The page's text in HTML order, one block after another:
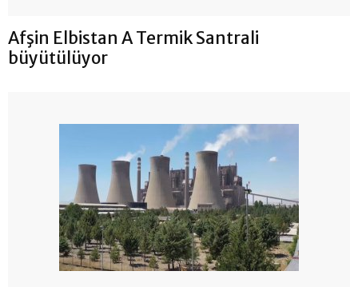
Afşin Elbistan A Termik Santrali
büyütülüyor